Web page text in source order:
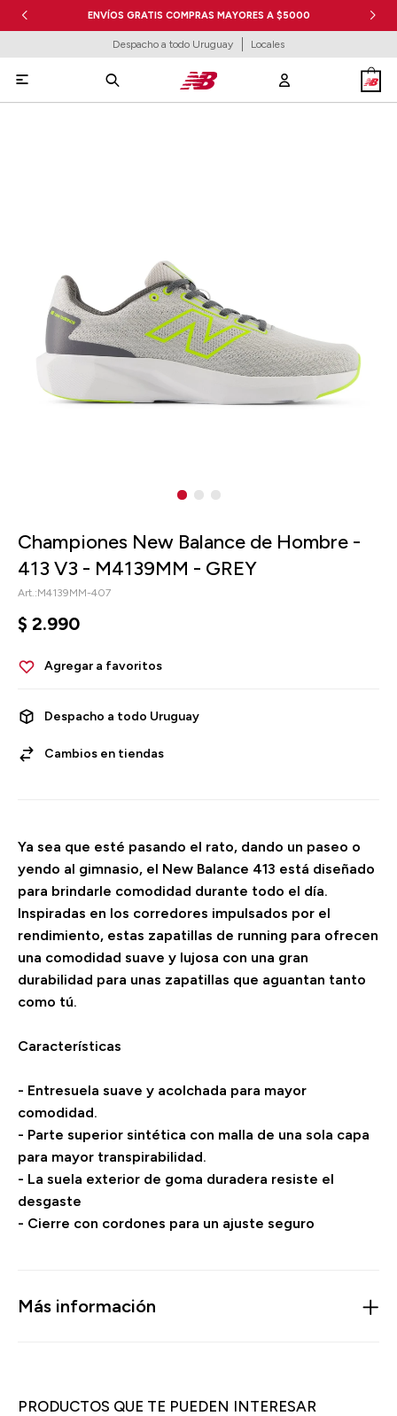
ENVÍOS GRATIS COMPRAS MAYORES A $5000
Despacho a todo Uruguay Locales

Championes New Balance de Hombre -
413 V3 - M4139MM - GREY
M4139MM-407
$ 2.990
Despacho a todo Uruguay
Cambios en tiendas
Ya sea que esté pasando el rato, dando un paseo o
yendo al gimnasio, el New Balance 413 está diseñado
para brindarle comodidad durante todo el día.
Inspiradas en los corredores impulsados por el
rendimiento, estas zapatillas de running para ofrecen
una comodidad suave y lujosa con una gran
durabilidad para unas zapatillas que aguantan tanto
como tú.
Características
- Entresuela suave y acolchada para mayor
comodidad.
- Parte superior sintética con malla de una sola capa
para mayor transpirabilidad.
- La suela exterior de goma duradera resiste el
desgaste
- Cierre con cordones para un ajuste seguro
Más información
PRODUCTOS QUE TE PUEDEN INTERESAR